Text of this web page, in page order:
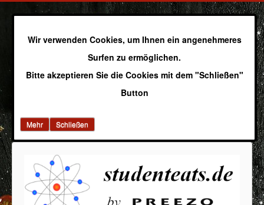
Wir verwenden Cookies, um Ihnen ein angenehmeres
Surfen zu ermöglichen.
Bitte akzeptieren Sie die Cookies mit dem "Schließen"
Button
Mehr Schließen